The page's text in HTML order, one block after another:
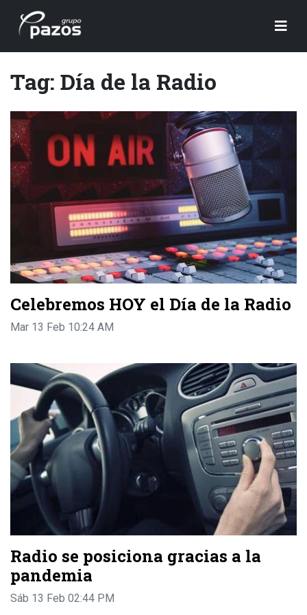
Tag: Día de la Radio
Celebremos HOY el Día de la Radio
Mar 13 Feb 10:24 AM
Radio se posiciona gracias a la
pandemia
Sáb 13 Feb 02:44 PM